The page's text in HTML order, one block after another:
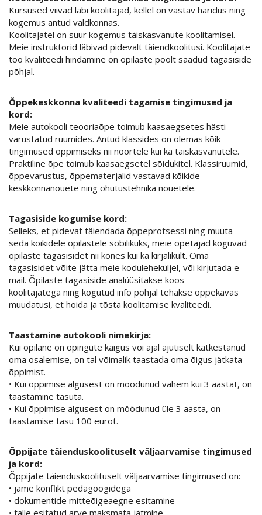
Kursused viivad läbi koolitajad, kellel on vastav haridus ning
kogemus antud valdkonnas.
Koolitajatel on suur kogemus täiskasvanute koolitamisel.
Meie instruktorid läbivad pidevalt täiendkoolitusi. Koolitajate
töö kvaliteedi hindamine on õpilaste poolt saadud tagasiside
põhjal.
Õppekeskkonna kvaliteedi tagamise tingimused ja
kord:
Meie autokooli teooriaõpe toimub kaasaegsetes hästi
varustatud ruumides. Antud klassides on olemas kõik
tingimused õppimiseks nii noortele kui ka täiskasvanutele.
Praktiline õpe toimub kaasaegsetel sõidukitel. Klassiruumid,
õppevarustus, õppematerjalid vastavad kõikide
keskkonnanõuete ning ohutustehnika nõuetele.
Tagasiside kogumise kord:
Selleks, et pidevat täiendada õppeprotsessi ning muuta
seda kõikidele õpilastele sobilikuks, meie õpetajad koguvad
õpilaste tagasisidet nii kõnes kui ka kirjalikult. Oma
tagasisidet võite jätta meie koduleheküljel, või kirjutada e-
mail. Õpilaste tagasiside analüüsitakse koos
koolitajatega ning kogutud info põhjal tehakse õppekavas
muudatusi, et hoida ja tõsta koolitamise kvaliteedi.
Taastamine autokooli nimekirja:
Kui õpilane on õpingute käigus või ajal ajutiselt katkestanud
oma osalemise, on tal võimalik taastada oma õigus jätkata
õppimist.
• Kui õppimise algusest on möödunud vähem kui 3 aastat, on
taastamine tasuta.
• Kui õppimise algusest on möödunud üle 3 aasta, on
taastamise tasu 100 eurot.
Õppijate täienduskoolituselt väljaarvamise tingimused
ja kord:
Õppijate täienduskoolituselt väljaarvamise tingimused on:
• jäme konflikt pedagoogidega
• dokumentide mitteõigeaegne esitamine
• talle esitatud arve maksmata jätmine